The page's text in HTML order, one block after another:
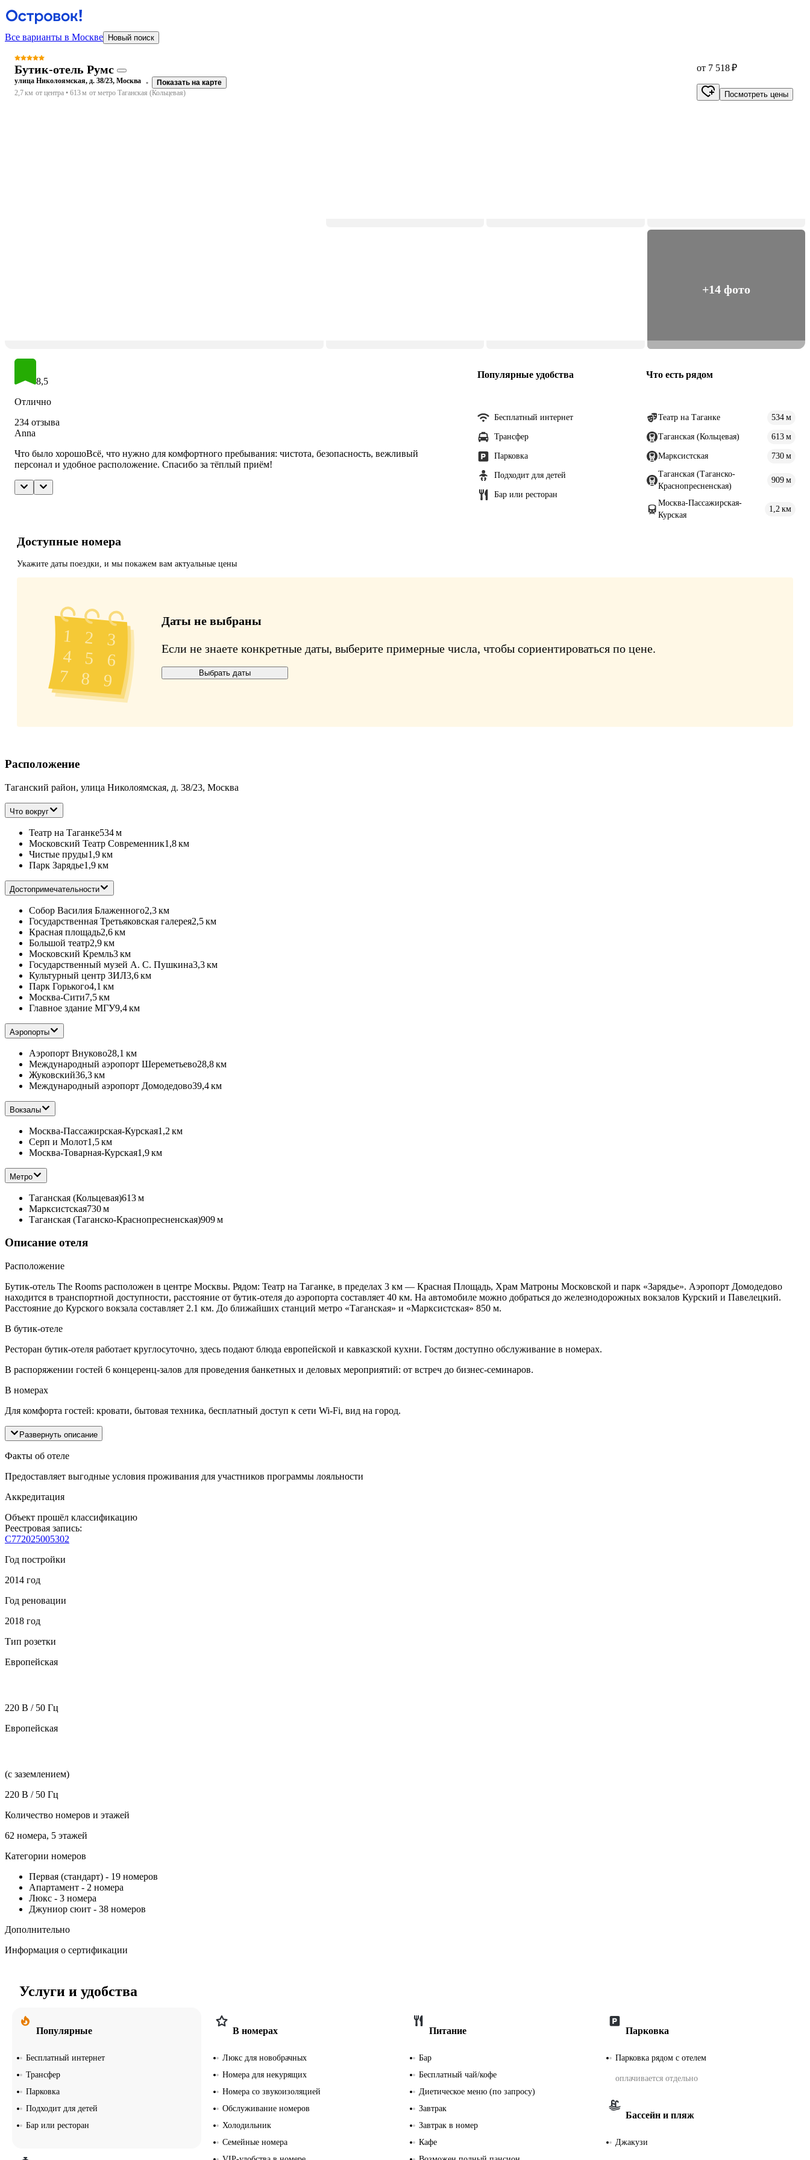
Все варианты в Москве Новый поиск
Бутик-отель Румс
улица Николоямская, д. 38/23, Москва
Показать на карте
2,7 км от центра 613 м от метро Таганская (Кольцевая)
от 7 518 ₽
Посмотреть цены
+14 фото
8,5
Отлично
234 отзыва
Anna
Что было хорошоВсё, что нужно для комфортного пребывания: чистота, безопасность, вежливый
персонал и удобное расположение. Спасибо за тёплый приём!
Популярные удобства
Бесплатный интернет
Трансфер
Парковка
Подходит для детей
Бар или ресторан
Что есть рядом
Театр на Таганке 534 м
Таганская (Кольцевая) 613 м
Марксистская
730 м
Таганская (Таганско-
Краснопресненская)
909 м
Москва-Пассажирская-
Курская
1,2 км
Доступные номера
Укажите даты поездки, и мы покажем вам актуальные цены
Даты не выбраны
Если не знаете конкретные даты, выберите примерные числа, чтобы сориентироваться по цене.
Выбрать даты
Расположение
Таганский район, улица Николоямская, д. 38/23, Москва
Что вокруг
Театр на Таганке534 м
Московский Театр Современник1,8 км
Чистые пруды1,9 км
Парк Зарядье1,9 км
Достопримечательности
Собор Василия Блаженного2,3 км
Государственная Третьяковская галерея2,5 км
Красная площадь2,6 км
Большой театр2,9 км
Московский Кремль3 км
Государственный музей А. С. Пушкина3,3 км
Культурный центр ЗИЛ3,6 км
Парк Горького4,1 км
Москва-Сити7,5 км
Главное здание МГУ9,4 км
Аэропорты
Аэропорт Внуково28,1 км
Международный аэропорт Шереметьево28,8 км
Жуковский36,3 км
Международный аэропорт Домодедово39,4 км
Вокзалы
Москва-Пассажирская-Курская1,2 км
Серп и Mолот1,5 км
Москва-Товарная-Курская1,9 км
Метро
Таганская (Кольцевая)613 м
Марксистская730 м
Таганская (Таганско-Краснопресненская)909 м
Описание отеля
Расположение
Бутик-отель The Rooms расположен в центре Москвы. Рядом: Театр на Таганке, в пределах 3 км — Красная Площадь, Храм Матроны Московской и парк «Зарядье». Аэропорт Домодедово
находится в транспортной доступности, расстояние от бутик-отеля до аэропорта составляет 40 км. На автомобиле можно добраться до железнодорожных вокзалов Курский и Павелецкий.
Расстояние до Курского вокзала составляет 2.1 км. До ближайших станций метро «Таганская» и «Марксистская» 850 м.
В бутик-отеле
Ресторан бутик-отеля работает круглосуточно, здесь подают блюда европейской и кавказской кухни. Гостям доступно обслуживание в номерах.
В распоряжении гостей 6 концеренц-залов для проведения банкетных и деловых мероприятий: от встреч до бизнес-семинаров.
В номерах
Для комфорта гостей: кровати, бытовая техника, бесплатный доступ к сети Wi-Fi, вид на город.
Развернуть описание
Факты об отеле
Предоставляет выгодные условия проживания для участников программы лояльности
Аккредитация
Объект прошёл классификацию
Реестровая запись:
С772025005302
Год постройки
2014 год
Год реновации
2018 год
Тип розетки
Европейская
220 В / 50 Гц
Европейская
(с заземлением)
220 В / 50 Гц
Количество номеров и этажей
62 номера, 5 этажей
Категории номеров
Первая (стандарт) - 19 номеров
Апартамент - 2 номера
Люкс - 3 номера
Джуниор сюит - 38 номеров
Дополнительно
Информация о сертификации
Услуги и удобства
Популярные
Бесплатный интернет
Трансфер
Парковка
Подходит для детей
Бар или ресторан
В номерах
Люкс для новобрачных
Номера для некурящих
Номера со звукоизоляцией
Обслуживание номеров
Холодильник
Семейные номера
Питание
Бар
Бесплатный чай/кофе
Диетическое меню (по запросу)
Завтрак
Завтрак в номер
Кафе
Парковка
Парковка рядом с отелем
оплачивается отдельно
Бассейн и пляж
Джакузи